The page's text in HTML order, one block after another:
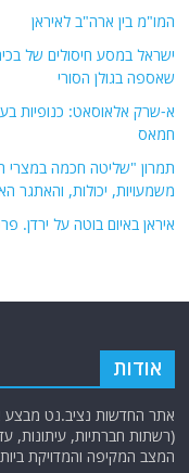
המו"מ בין ארה"ב לאיראן
ישראל במסע חיסולים של
שאספה בגולן הסורי
א-שרק אלאוסאט: כנופיות
חמאס
תמרון "שליטה חכמה במצרי
משמעויות, יכולות, והאתגר
איראן באיום בוטה על ירדן.
אודות
אתר החדשות נציב.נט מבצע
(רשתות חברתיות, עיתונות,
המצב המקיפה והמדויקת